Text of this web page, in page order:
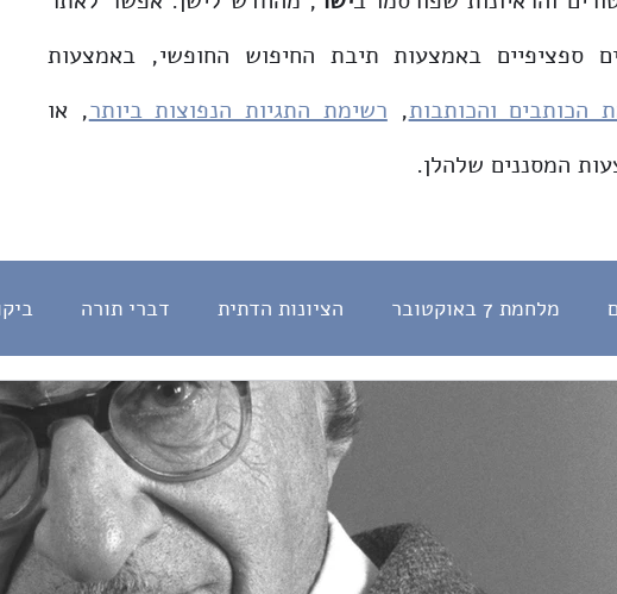
ספציפיים באמצעות תיבת החיפוש החופשי, באמצעות
הכותבים והכותבות, רשימת התגיות הנפוצות ביותר, או
המסננים שלהלן.
מלחמת 7 באוקטובר הציונות הדתית דברי תורה
חינוך English צדק חברתי
מדרש עברית